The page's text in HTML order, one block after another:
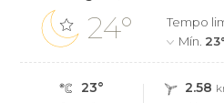
24°
Tempo
Mín. 23°
23° 2.58